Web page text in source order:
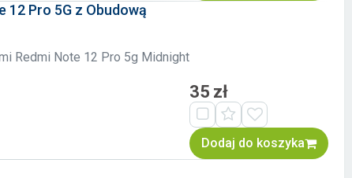
12 Pro 5G z Obudową
Redmi Note 12 Pro 5g Midnight
35 zł
Dodaj do koszyka